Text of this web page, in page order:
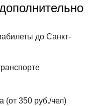
до Санкт-
(от 350 руб./чел)